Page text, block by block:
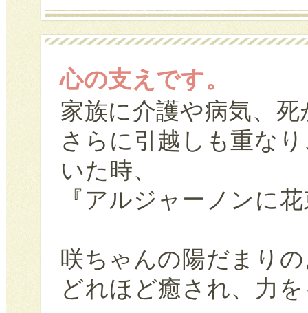
心の支えです。
家族に介護や病気、
さらに引越しも重な
いた時、
『アルジャーノンに
咲ちゃんの陽だまり
どれほど癒され、力